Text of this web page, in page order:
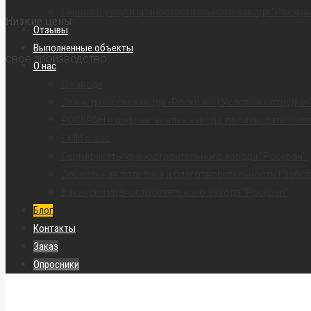
Низкие цены
свое производство
Отзывы
Выполненные объекты
О нас
Блог
Контакты
Заказ
Опросники